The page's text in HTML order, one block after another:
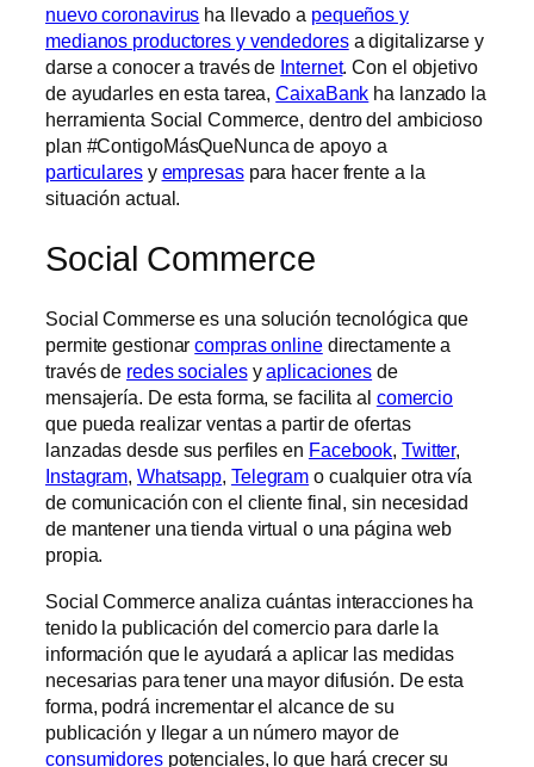
nuevo coronavirus ha llevado a pequeños y
medianos productores y vendedoresa digitalizarse y
darse a conocer a través de Internet. Con el objetivo
de ayudarles en esta tarea,CaixaBank ha lanzado la
herramienta Social Commerce, dentro del ambicioso
plan #ContigoMásQueNunca de apoyo a
particularesy empresaspara hacer frente a la
situación actual.
Social Commerce
Social Commerse es una solución tecnológica que
permite gestionarcompras onlinedirectamente a
través de redes socialesyaplicaciones de
mensajería. De esta forma, se facilita al comercio
que pueda realizar ventas a partir de ofertas
lanzadas desde sus perfiles en Facebook, Twitter,
Instagram, Whatsapp, Telegram o cualquier otra vía
de comunicación con el cliente final, sin necesidad
de mantener una tienda virtual o una página web
propia.
Social Commerce analiza cuántas interacciones ha
tenido la publicación del comercio para darle la
información que le ayudará a aplicar las medidas
necesarias para tener una mayor difusión. De esta
forma, podrá incrementar el alcance de su
publicación y llegar a un número mayor de
consumidorespotenciales, lo que hará crecer su